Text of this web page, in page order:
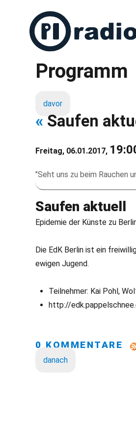
Freies Radio in Berlin
Programm
davor
« Saufen
Freitag, 06.01.2017,
"Seht uns zu beim Rauchen
Saufen aktuell
Epidemie der Künste zu
Die EdK Berlin ist ein
ewigen Jugend.
Teilnehmer: Kai Pohl,
http://
0 KOMMENTARE
danach